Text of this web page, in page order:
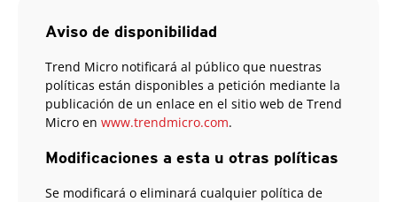
Aviso de disponibilidad
Trend Micro notificará al público que nuestras
políticas están disponibles a petición mediante la
publicación de un enlace en el sitio web de Trend
Micro en www.trendmicro.com.
Modificaciones a esta u otras políticas
Se modificará o eliminará cualquier política de